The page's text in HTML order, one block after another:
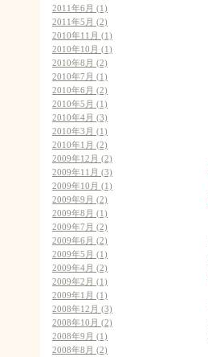
2011年6月 (1)
2011年5月 (2)
2010年11月 (1)
2010年10月 (1)
2010年8月 (2)
2010年7月 (1)
2010年6月 (2)
2010年5月 (1)
2010年4月 (3)
2010年3月 (1)
2010年1月 (2)
2009年12月 (2)
2009年11月 (3)
2009年10月 (1)
2009年9月 (2)
2009年8月 (1)
2009年7月 (2)
2009年6月 (2)
2009年5月 (1)
2009年4月 (2)
2009年2月 (1)
2009年1月 (1)
2008年12月 (3)
2008年10月 (2)
2008年9月 (1)
2008年8月 (2)